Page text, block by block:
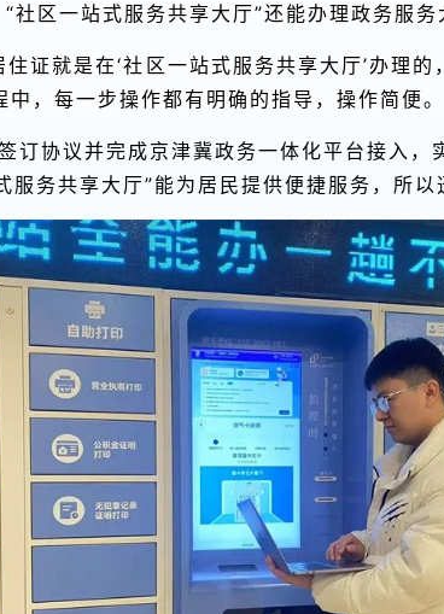
社区一站式服务共享大厅”还能办理政务服务
证就是在‘社区一站式服务共享大厅’办理
，每一步操作都有明确的指导，操作简便。
订协议并完成京津冀政务一体化平台接入
服务共享大厅”能为居民提供便捷服务，所以